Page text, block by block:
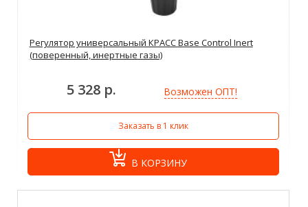
Регулятор универсальный КРАСС Base Control Inert
(поверенный, инертные газы)
5 328 р. Возможен ОПТ!
Заказать в 1 клик
В КОРЗИНУ